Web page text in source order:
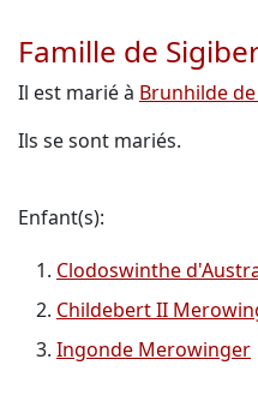
Famille de
Il est marié à Brunhilde
Ils se sont mariés.
Enfant(s):
Clodoswinthe
Childebert II
Ingonde Merowinger